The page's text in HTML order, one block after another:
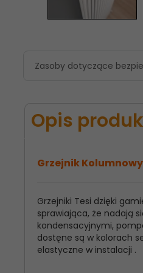
Zasoby dotyczące
Opis
Grzejnik Kolumnowy
Grzejniki Tesi dzięki
sprawiająca, że nadają
kondensacyjnymi,
dostęne są w kolorach
elastyczne w instalacji .
Model
Produktu:
Wysokość
Grzejnika:
1200